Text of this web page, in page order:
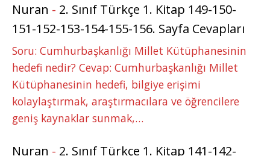
Nuran - 2. Sınıf Türkçe 1. Kitap 149-150-
151-152-153-154-155-156. Sayfa Cevapları
Soru: Cumhurbaşkanlığı Millet Kütüphanesinin
hedefi nedir? Cevap: Cumhurbaşkanlığı Millet
Kütüphanesinin hedefi, bilgiye erişimi
kolaylaştırmak, araştırmacılara ve öğrencilere
geniş kaynaklar sunmak,…
Nuran - 2. Sınıf Türkçe 1. Kitap 141-142-